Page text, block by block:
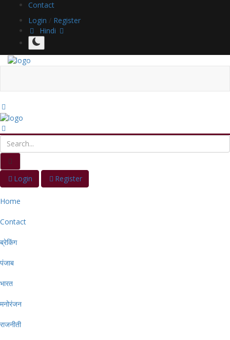
Contact
Login / Register
Hindi
Login Register
Home
Contact
ब्रेकिंग
पंजाब
भारत
मनोरंजन
राजनीती